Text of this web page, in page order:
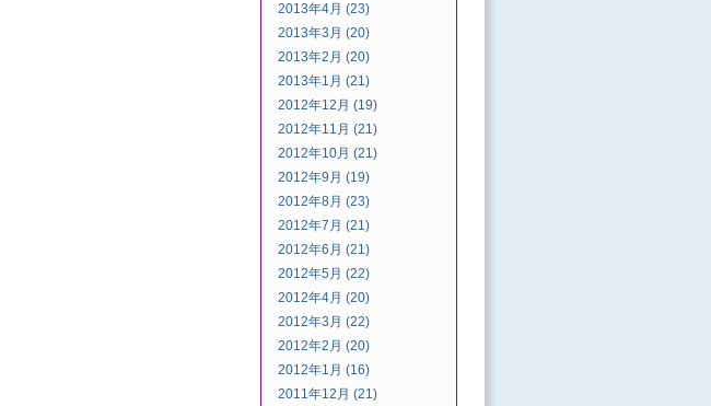
2013年4月 (23)
2013年3月 (20)
2013年2月 (20)
2013年1月 (21)
2012年12月 (19)
2012年11月 (21)
2012年10月 (21)
2012年9月 (19)
2012年8月 (23)
2012年7月 (21)
2012年6月 (21)
2012年5月 (22)
2012年4月 (20)
2012年3月 (22)
2012年2月 (20)
2012年1月 (16)
2011年12月 (21)